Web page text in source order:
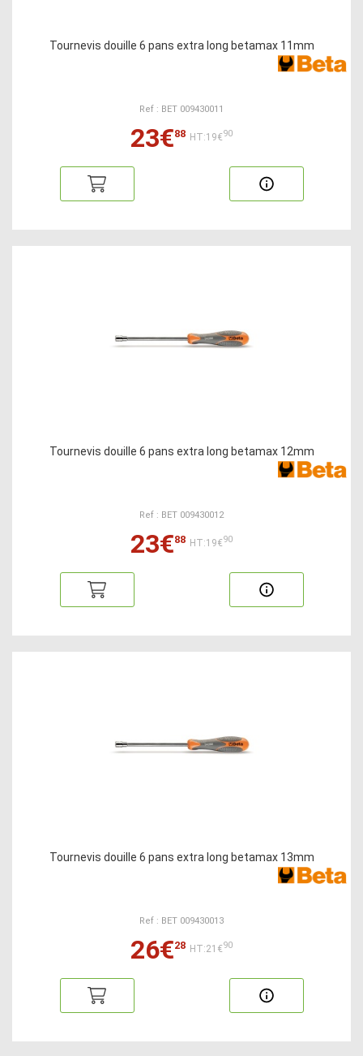
Tournevis douille 6 pans extra long betamax 11mm
Ref : BET 009430011
23€88 HT:19€90
Tournevis douille 6 pans extra long betamax 12mm
Ref : BET 009430012
23€88 HT:19€90
Tournevis douille 6 pans extra long betamax 13mm
Ref : BET 009430013
26€28 HT:21€90